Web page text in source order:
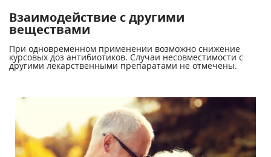
Взаимодействие с другими
веществами
При одновременном применении возможно снижение
курсовых доз антибиотиков. Случаи несовместимости с
другими лекарственными препаратами не отмечены.